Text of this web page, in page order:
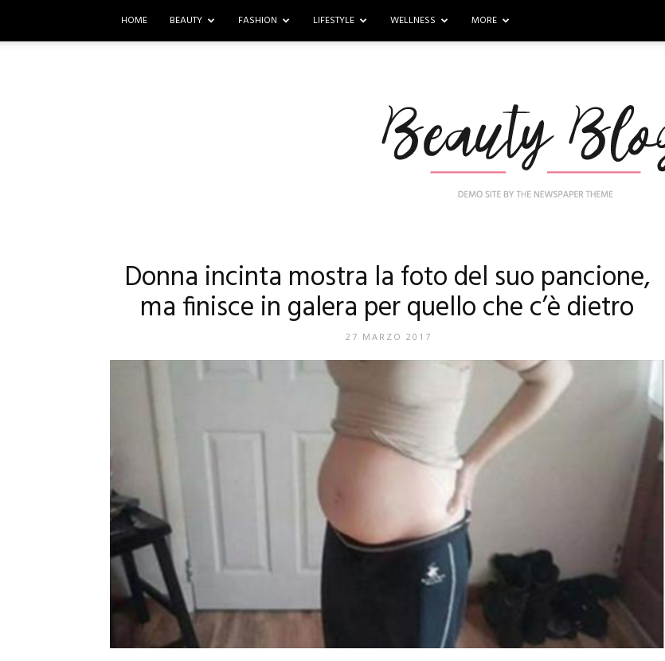
HOME BEAUTY FASHION LIFESTYLE WELLNESS MORE
Nail
Art
Mania
Donna incinta mostra la foto del suo pancione,
ma finisce in galera per quello che c’è dietro
27 MARZO 2017